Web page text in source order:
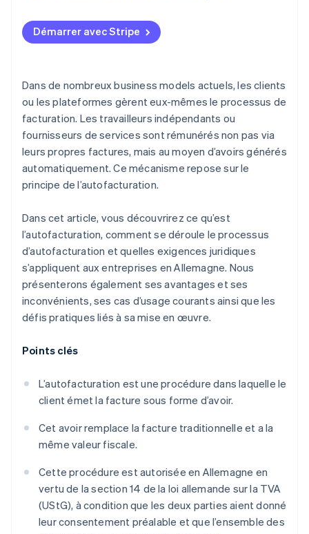
Modèles de plateforme
Secteurs dotés de processus de facturation
fortement intégrés
Démarrer avec Stripe
Dans de nombreux business models actuels, les clients
ou les plateformes gèrent eux-mêmes le processus de
facturation. Les travailleurs indépendants ou
fournisseurs de services sont rémunérés non pas via
leurs propres factures, mais au moyen d’avoirs générés
automatiquement. Ce mécanisme repose sur le
principe de l’autofacturation.
Dans cet article, vous découvrirez ce qu’est
l’autofacturation, comment se déroule le processus
d’autofacturation et quelles exigences juridiques
s’appliquent aux entreprises en Allemagne. Nous
présenterons également ses avantages et ses
inconvénients, ses cas d’usage courants ainsi que les
défis pratiques liés à sa mise en œuvre.
Points clés
L’autofacturation est une procédure dans laquelle le
client émet la facture sous forme d’avoir.
Cet avoir remplace la facture traditionnelle et a la
même valeur fiscale.
Cette procédure est autorisée en Allemagne en
vertu de la section 14 de la loi allemande sur la TVA
(UStG), à condition que les deux parties aient donné
leur consentement préalable et que l’ensemble des